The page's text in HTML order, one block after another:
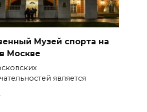
Музей спорта на
Москве
является